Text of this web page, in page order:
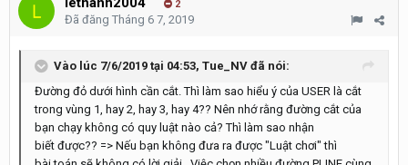
2
Đã đăng Tháng 6 7, 2019
Vào lúc 7/6/2019 tại 04:53, Tue_NV đã nói:
Đường đỏ dưới hình cần cắt. Thì làm sao hiểu ý của USER là cắt
trong vùng 1, hay 2, hay 3, hay 4?? Nên nhớ rằng đường cắt của
bạn chạy không có quy luật nào cả? Thì làm sao nhận
biết được?? => Nếu bạn không đưa ra được "Luật chơi" thì